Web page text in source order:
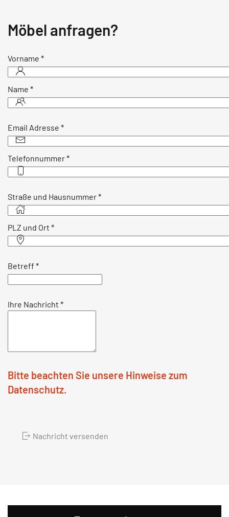
Möbel anfragen?
Vorname *
Name *
Email Adresse *
Telefonnummer*
Straße und Hausnummer*
PLZ und Ort *
Betreff *
Ihre Nachricht *
Bitte beachten Sie unsere Hinweise zum
Datenschutz.
Nachricht versenden